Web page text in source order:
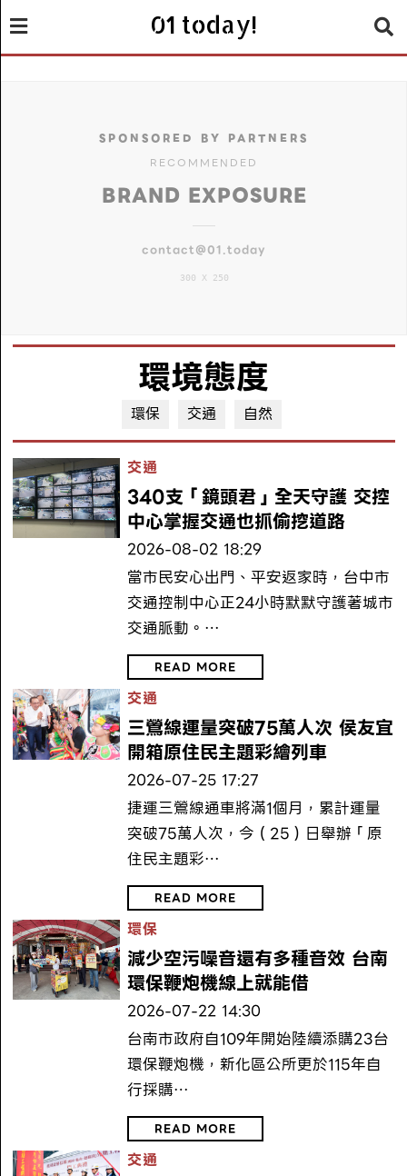
01 today!
SPONSORED BY PARTNERS
RECOMMENDED
BRAND EXPOSURE
contact@01.today
300 X 250
環境態度
環保 交通 自然
交通
340支「鏡頭君」全天守護 交控
中心掌握交通也抓偷挖道路
2026-08-02 18:29
當市民安心出門、平安返家時，台中市
交通控制中心正24小時默默守護著城市
交通脈動。…
READ MORE
交通
三鶯線運量突破75萬人次 侯友宜
開箱原住民主題彩繪列車
2026-07-25 17:27
捷運三鶯線通車將滿1個月，累計運量
突破75萬人次，今（25）日舉辦「原
住民主題彩…
READ MORE
環保
減少空污噪音還有多種音效 台南
環保鞭炮機線上就能借
2026-07-22 14:30
台南市政府自109年開始陸續添購23台
環保鞭炮機，新化區公所更於115年自
行採購…
READ MORE
交通